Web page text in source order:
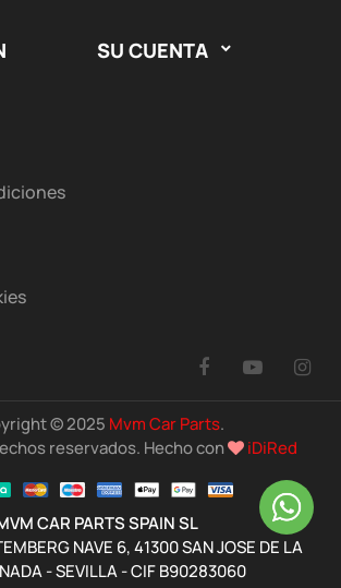
SU CUENTA 
Facebook
© 2025 Mvm Car Parts.
reservados. Hecho con
iDiRed
CAR PARTS SPAIN SL
NAVE 6, 41300 SAN JOSE DE LA
- SEVILLA - CIF B90283060